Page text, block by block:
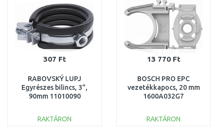
307 Ft
RABOVSKÝ LUPJ
Egyrészes bilincs, 3",
90mm 11010090
RAKTÁRON
13 770 Ft
BOSCH PRO EPC
vezetékkapocs, 20 mm
1600A032G7
RAKTÁRON